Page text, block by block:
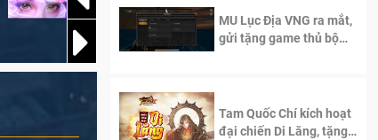
MU Lục Địa VNG ra mắt,
gửi tặng game thủ bộ
Tam Quốc Chí kích hoạt
đại chiến Di Lăng, tặng